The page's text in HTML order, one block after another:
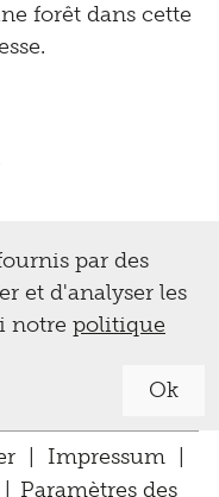
forêt dans cette
par des
et d'analyser les
notre politique
Ok
| Impressum |
Paramètres des